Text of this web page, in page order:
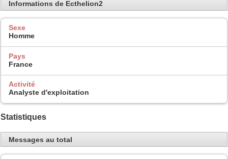
Informations de Ecthelion2
Sexe
Homme
Pays
France
Activité
Analyste d'exploitation
Statistiques
Messages au total